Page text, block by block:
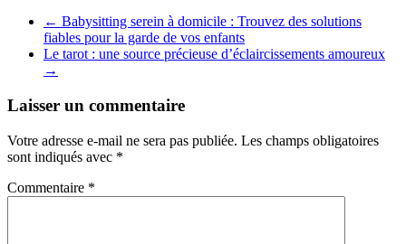
← Babysitting serein à domicile : Trouvez des solutions
fiables pour la garde de vos enfants
Le tarot : une source précieuse d’éclaircissements amoureux
→
Laisser un commentaire
Votre adresse e-mail ne sera pas publiée. Les champs obligatoires
sont indiqués avec *
Commentaire *